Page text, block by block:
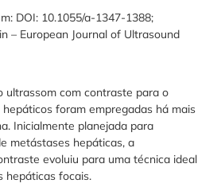
DOI: 10.1055/a-1347-1388;
– European Journal of Ultrasound
ultrassom com contraste para o
foram empregadas há mais
Inicialmente planejada para
metástases hepáticas, a
evoluiu para uma técnica ideal
hepáticas focais.